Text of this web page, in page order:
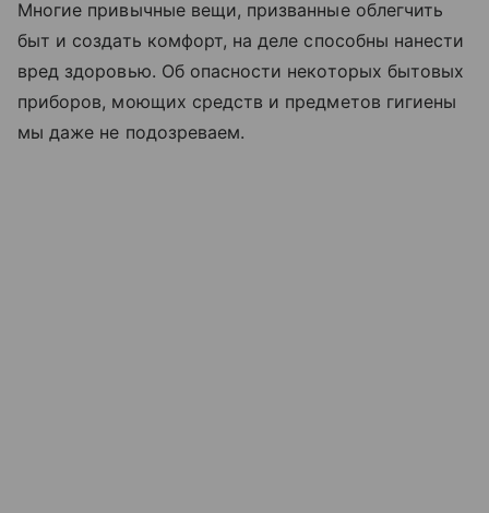
Многие привычные вещи, призванные облегчить
быт и создать комфорт, на деле способны нанести
вред здоровью. Об опасности некоторых бытовых
приборов, моющих средств и предметов гигиены
мы даже не подозреваем.